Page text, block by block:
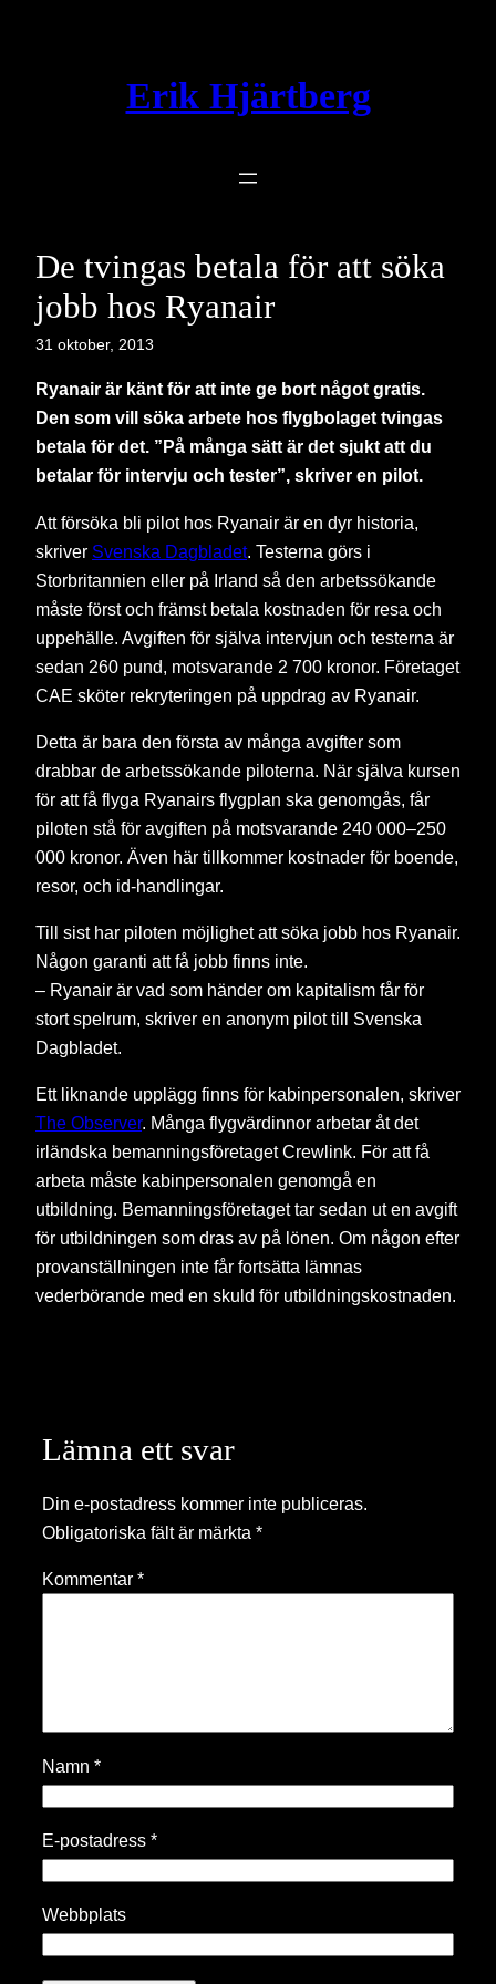
Erik Hjärtberg
De tvingas betala för att söka
jobb hos Ryanair
31 oktober, 2013
Ryanair är känt för att inte ge bort något gratis.
Den som vill söka arbete hos flygbolaget tvingas
betala för det. ”På många sätt är det sjukt att du
betalar för intervju och tester”, skriver en pilot.
Att försöka bli pilot hos Ryanair är en dyr historia,
skriver Svenska Dagbladet. Testerna görs i
Storbritannien eller på Irland så den arbetssökande
måste först och främst betala kostnaden för resa och
uppehälle. Avgiften för själva intervjun och testerna är
sedan 260 pund, motsvarande 2 700 kronor. Företaget
CAE sköter rekryteringen på uppdrag av Ryanair.
Detta är bara den första av många avgifter som
drabbar de arbetssökande piloterna. När själva kursen
för att få flyga Ryanairs flygplan ska genomgås, får
piloten stå för avgiften på motsvarande 240 000–250
000 kronor. Även här tillkommer kostnader för boende,
resor, och id-handlingar.
Till sist har piloten möjlighet att söka jobb hos Ryanair.
Någon garanti att få jobb finns inte.
– Ryanair är vad som händer om kapitalism får för
stort spelrum, skriver en anonym pilot till Svenska
Dagbladet.
Ett liknande upplägg finns för kabinpersonalen, skriver
The Observer. Många flygvärdinnor arbetar åt det
irländska bemanningsföretaget Crewlink. För att få
arbeta måste kabinpersonalen genomgå en
utbildning. Bemanningsföretaget tar sedan ut en avgift
för utbildningen som dras av på lönen. Om någon efter
provanställningen inte får fortsätta lämnas
vederbörande med en skuld för utbildningskostnaden.
Lämna ett svar
Din e-postadress kommer inte publiceras.
Obligatoriska fält är märkta *
Kommentar *
Namn *
E-postadress *
Webbplats